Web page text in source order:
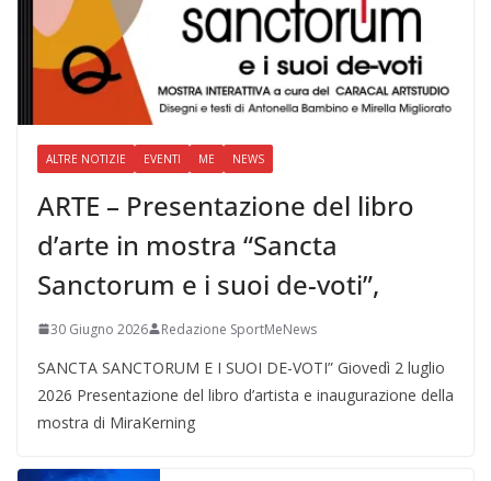
ALTRE NOTIZIE EVENTI ME NEWS
ARTE – Presentazione del libro
d’arte in mostra “Sancta
Sanctorum e i suoi de-voti”,
30 Giugno 2026 Redazione SportMeNews
SANCTA SANCTORUM E I SUOI DE-VOTI” Giovedì 2 luglio
2026 Presentazione del libro d’artista e inaugurazione della
mostra di MiraKerning